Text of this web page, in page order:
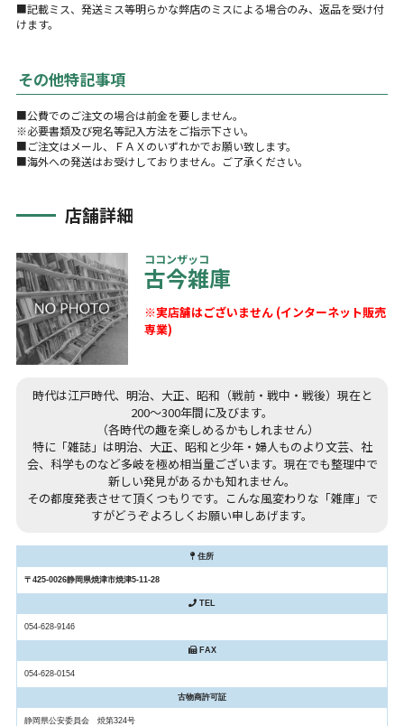
■記載ミス、発送ミス等明らかな弊店のミスによる場合のみ、返品を受け付
けます。
その他特記事項
■公費でのご注文の場合は前金を要しません。
※必要書類及び宛名等記入方法をご指示下さい。
■ご注文はメール、ＦＡＸのいずれかでお願い致します。
■海外への発送はお受けしておりません。ご了承ください。
店舗詳細
ココンザッコ
古今雑庫
※実店舗はございません (インターネット販売
専業)
時代は江戸時代、明治、大正、昭和（戦前・戦中・戦後）現在と
200～300年間に及びます。
（各時代の趣を楽しめるかもしれません）
特に「雑誌」は明治、大正、昭和と少年・婦人ものより文芸、社
会、科学ものなど多岐を極め相当量ございます。現在でも整理中で
新しい発見があるかも知れません。
その都度発表させて頂くつもりです。こんな風変わりな「雑庫」で
すがどうぞよろしくお願い申しあげます。
住所
〒425-0026静岡県焼津市焼津5-11-28
TEL
054-628-9146
FAX
054-628-0154
古物商許可証
静岡県公安委員会 焼第324号